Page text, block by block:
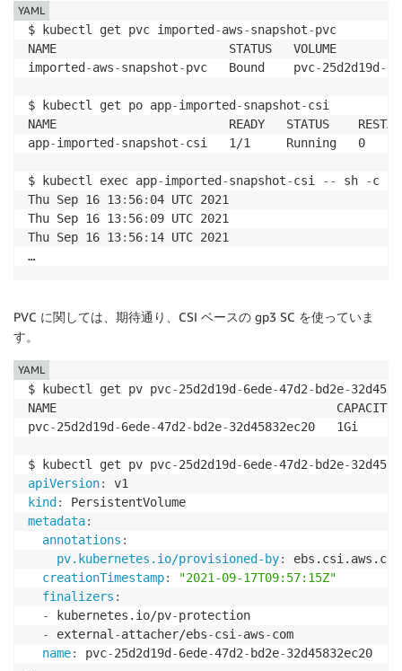
$ kubectl get pvc imported -aws-snapshot-pvc
NAME                        STATUS   VOLUME
imported -aws-snapshot-pvc   Bound    pvc-25d2d19d -
$ kubectl get po app-imported -snapshot-csi
NAME                        READY   STATUS
app-imported -snapshot-csi   1/1     Running   0
$ kubectl exec app-imported -snapshot-csi - - sh -c
Thu Sep 16 13: 56: 04 UTC 2021
Thu Sep 16 13: 56: 09 UTC 2021
Thu Sep 16 13: 56: 14 UTC 2021
YAML
PVC に関しては、期待通り、CSI ベースの gp3 SC を使っていま
す。
$ kubectl get pv pvc-25d2d19d -6ede-47d2- bd2e-
NAME                                       CAPACITY
pvc-25d2d19d -6ede-47d2- bd2e-32d45832ec20   1Gi
$ kubectl get pv pvc-25d2d19d -6ede-47d2- bd2e-
apiVersion:
kind :
metadata:
annotations :
pv.kubernetes.io/provisioned-by:
ebs.csi.aws.com
creationTimestamp:
"2021-09-17T09:57:15Z"
finalizers :
-
kubernetes.io/pv-protection
-
external-attacher/ebs-csi-aws-com
name: pvc-25d2d19d -6ede-47d2- bd2e-32d45832ec20
YAML